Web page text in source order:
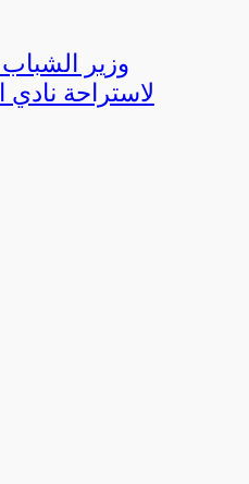
وزير
لاستراحة